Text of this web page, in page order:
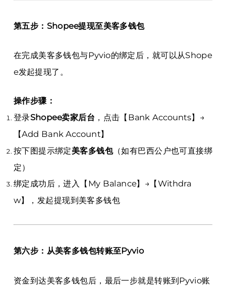
第五步：Shopee提现至美客多钱包
在完成美客多钱包与Pyvio的绑定后，就可以从Shope
e发起提现了。
操作步骤：
登录Shopee卖家后台 ，点击【Bank Accounts】→
【Add Bank Account】
按下图提示绑定美客多钱包（如有巴西公户也可直接绑
定）
绑定成功后，进入【My Balance】→【Withdra
w】，发起提现到美客多钱包
第六步：从美客多钱包转账至Pyvio
资金到达美客多钱包后，最后一步就是转账到Pyvio账